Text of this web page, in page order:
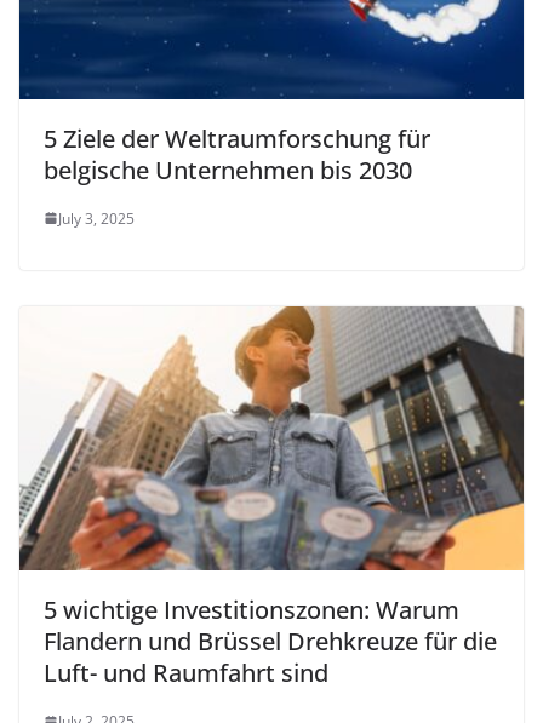
5 Ziele der Weltraumforschung für
belgische Unternehmen bis 2030
July 3, 2025
5 wichtige Investitionszonen: Warum
Flandern und Brüssel Drehkreuze für die
Luft- und Raumfahrt sind